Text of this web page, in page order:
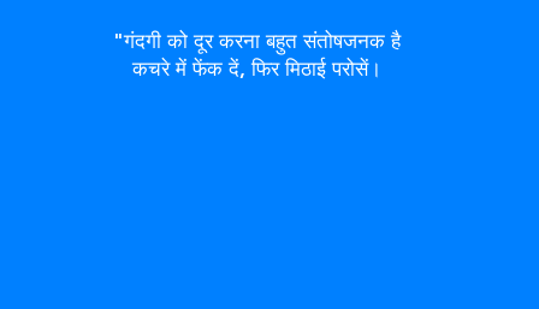
"गंदगी को दूर करना बहुत संतोषजनक है
कचरे में फेंक दें, फिर मिठाई परोसें।